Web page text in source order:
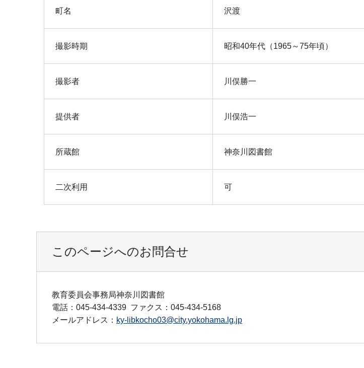
町名 沢渡
撮影時期 昭和40年代（1965～75年頃）
撮影者 川俣勝一
提供者 川俣浩一
所蔵館 神奈川図書館
二次利用 可
このページへのお問合せ
教育委員会事務局神奈川図書館
電話：045-434-4339 ファクス：045-434-5168
メールアドレス： ky-libkocho03@city.yokohama.lg.jp